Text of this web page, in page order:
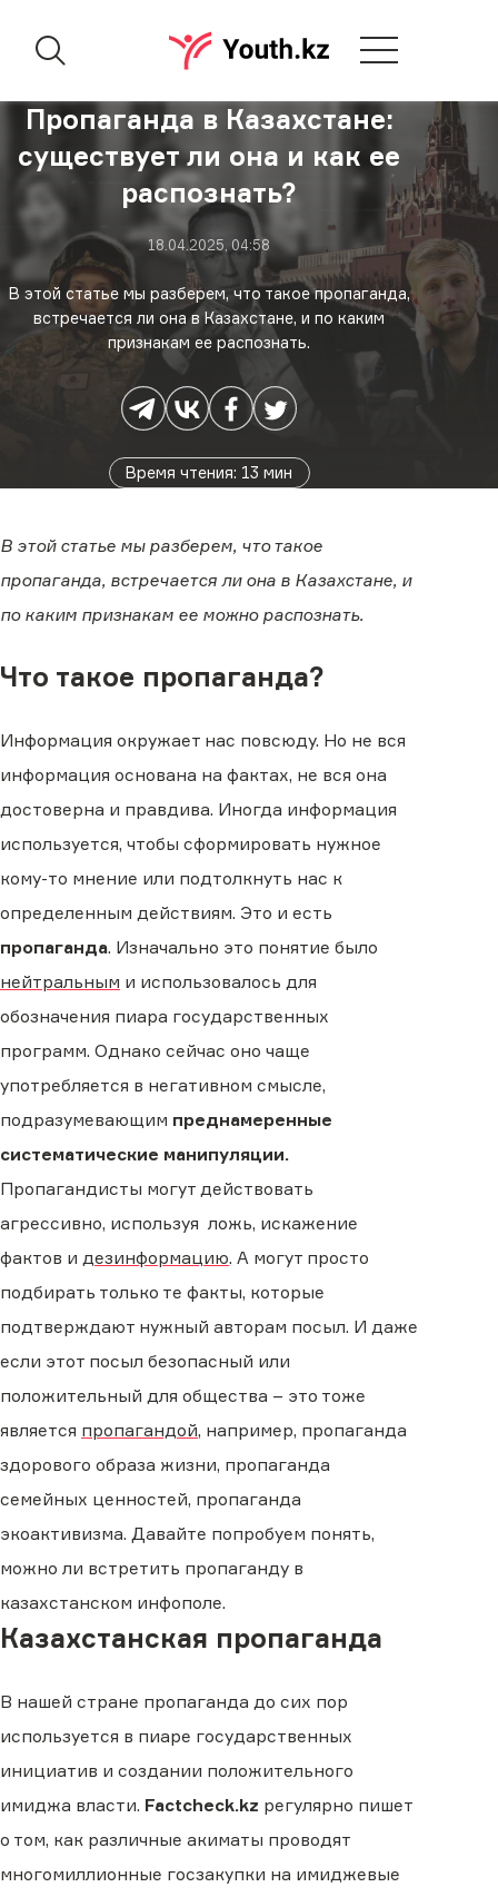
Пропаганда в Казахстане:
существует ли она и как ее
распознать?
18.04.2025, 04:58
В этой статье мы разберем, что такое пропаганда,
встречается ли она в Казахстане, и по каким
признакам ее распознать.
Время чтения: 13 мин
В этой статье мы разберем, что такое
пропаганда, встречается ли она в Казахстане, и
по каким признакам ее можно распознать.
Что такое пропаганда?
Информация окружает нас повсюду. Но не вся
информация основана на фактах, не вся она
достоверна и правдива. Иногда информация
используется, чтобы сформировать нужное
кому-то мнение или подтолкнуть нас к
определенным действиям. Это и есть
пропаганда. Изначально это понятие было
нейтральным и использовалось для
обозначения пиара государственных
программ. Однако сейчас оно чаще
употребляется в негативном смысле,
подразумевающим преднамеренные
систематические манипуляции.
Пропагандисты могут действовать
агрессивно, используя ложь, искажение
фактов и дезинформацию. А могут просто
подбирать только те факты, которые
подтверждают нужный авторам посыл. И даже
если этот посыл безопасный или
положительный для общества – это тоже
является пропагандой, например, пропаганда
здорового образа жизни, пропаганда
семейных ценностей, пропаганда
экоактивизма. Давайте попробуем понять,
можно ли встретить пропаганду в
казахстанском инфополе.
Казахстанская пропаганда
В нашей стране пропаганда до сих пор
используется в пиаре государственных
инициатив и создании положительного
имиджа власти. Factcheck.kz регулярно пишет
о том, как различные акиматы проводят
многомиллионные госзакупки на имиджевые